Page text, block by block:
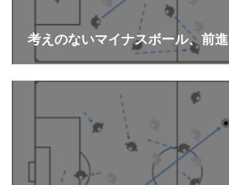
考えのないマイナスボール、前進